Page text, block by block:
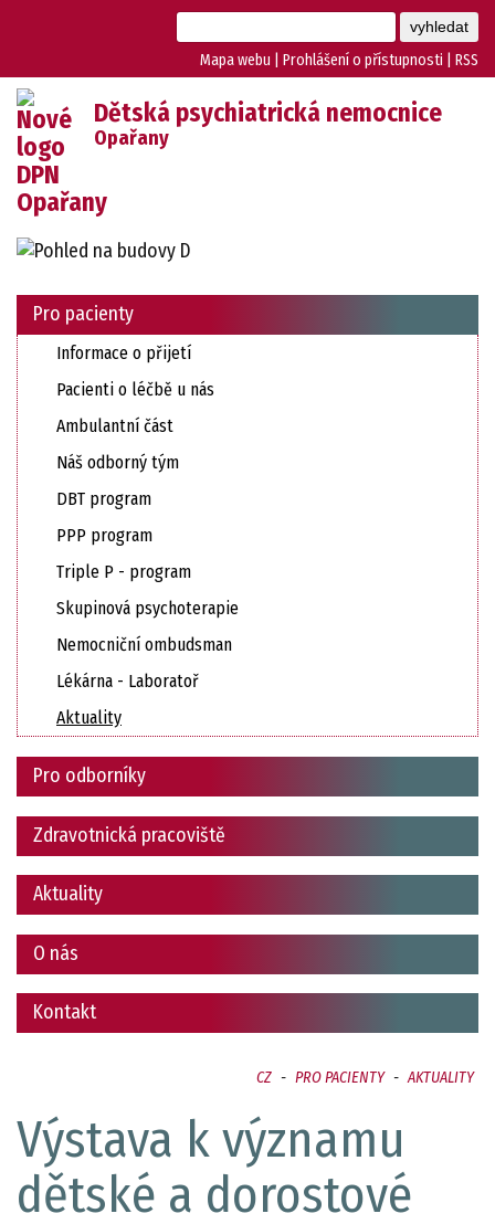
Mapa webu Prohlášení o přístupnosti RSS
Dětská psychiatrická nemocnice
Opařany
Pro pacienty
Informace o přijetí
Pacienti o léčbě u nás
Ambulantní část
Náš odborný tým
DBT program
PPP program
Triple P - program
Skupinová psychoterapie
Nemocniční ombudsman
Lékárna - Laboratoř
Aktuality
Pro odborníky
Zdravotnická pracoviště
Aktuality
O nás
Kontakt
CZ - PRO PACIENTY - AKTUALITY
Výstava k významu
dětské a dorostové